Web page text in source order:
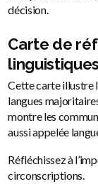
décision.
Carte de
linguistiques
Cette carte illustre
langues
montre les
aussi appelée
Réfléchissez à
circonscriptions.